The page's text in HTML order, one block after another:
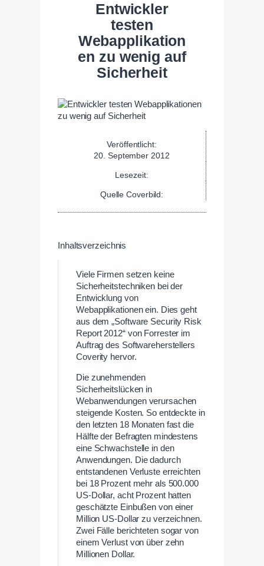
Entwickler
testen
Webapplikation
en zu wenig auf
Sicherheit
Veröffentlicht:
20. September 2012
Lesezeit:
Quelle Coverbild:
Inhaltsverzeichnis
Viele Firmen setzen keine
Sicherheitstechniken bei der
Entwicklung von
Webapplikationen ein. Dies geht
aus dem „Software Security Risk
Report 2012“ von Forrester im
Auftrag des Softwareherstellers
Coverity hervor.
Die zunehmenden
Sicherheitslücken in
Webanwendungen verursachen
steigende Kosten. So entdeckte in
den letzten 18 Monaten fast die
Hälfte der Befragten mindestens
eine Schwachstelle in den
Anwendungen. Die dadurch
entstandenen Verluste erreichten
bei 18 Prozent mehr als 500.000
US-Dollar, acht Prozent hatten
geschätzte Einbußen von einer
Million US-Dollar zu verzeichnen.
Zwei Fälle berichteten sogar von
einem Verlust von über zehn
Millionen Dollar.